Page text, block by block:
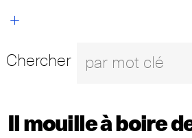
+
Chercher
Il mouille à boire